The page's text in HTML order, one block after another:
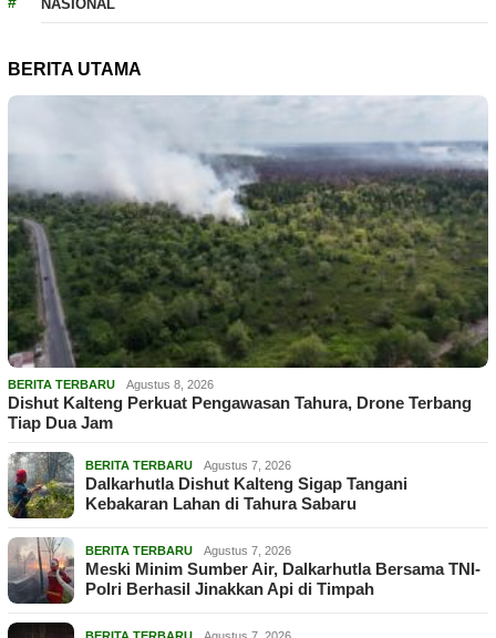
NASIONAL
BERITA UTAMA
BERITA TERBARU Agustus 8, 2026
Dishut Kalteng Perkuat Pengawasan Tahura, Drone Terbang
Tiap Dua Jam
BERITA TERBARU Agustus 7, 2026
Dalkarhutla Dishut Kalteng Sigap Tangani
Kebakaran Lahan di Tahura Sabaru
BERITA TERBARU Agustus 7, 2026
Meski Minim Sumber Air, Dalkarhutla Bersama TNI-
Polri Berhasil Jinakkan Api di Timpah